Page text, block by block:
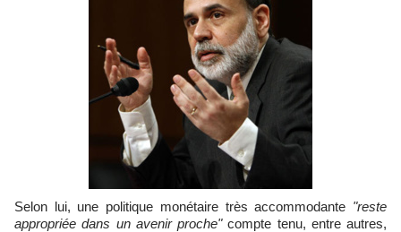
Selon lui, une politique monétaire très accommodante "reste
appropriée dans un avenir proche"compte tenu, entre autres,